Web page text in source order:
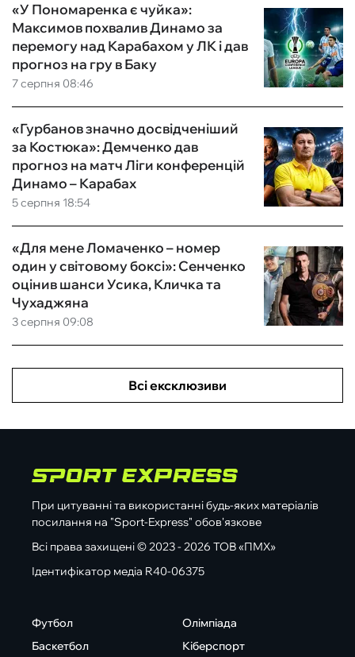
7 серпня 08:46
«У Пономаренка є чуйка»:
Максимов похвалив Динамо за
перемогу над Карабахом у ЛК і дав
прогноз на гру в Баку
5 серпня 18:54
«Гурбанов значно досвідченіший
за Костюка»: Демченко дав
прогноз на матч Ліги конференцій
Динамо – Карабах
3 серпня 09:08
«Для мене Ломаченко – номер
один у світовому боксі»: Сенченко
оцінив шанси Усика, Кличка та
Чухаджяна
Всі ексклюзиви
При цитуванні та використанні будь-яких матеріалів
посилання на "Sport-Express" обов'язкове
Всі права захищені © 2023 - 2026 ТОВ «ПМХ»
Ідентифікатор медіа R40-06375
Футбол
Баскетбол
Олімпіада
Кіберспорт